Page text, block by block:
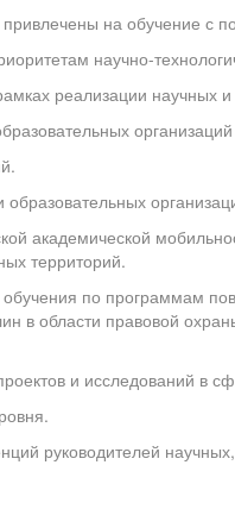
на обучение с
научно-
реализации научных и
организаций
академической
территорий.
по программам
в области правовой
и исследований в
руководителей